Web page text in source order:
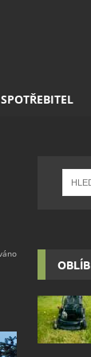
SPOTŘEBITEL